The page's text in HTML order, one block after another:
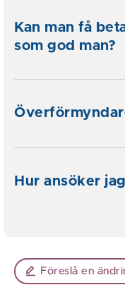
Kan man få
som god man?
Hur ansöker
Föreslå en